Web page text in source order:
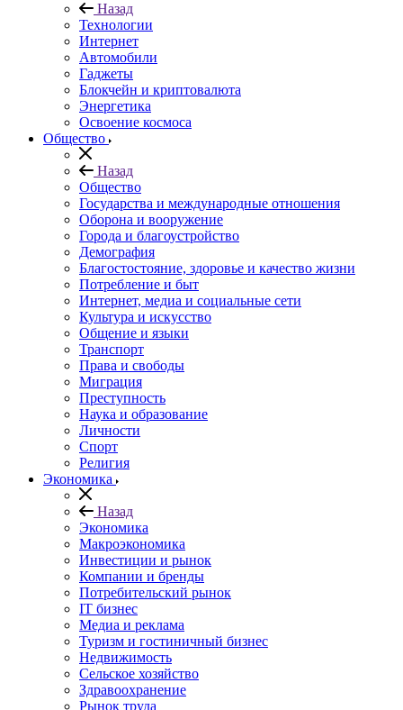
Назад
Технологии
Интернет
Автомобили
Гаджеты
Блокчейн и криптовалюта
Энергетика
Освоение космоса
Общество
Назад
Общество
Государства и международные отношения
Оборона и вооружение
Города и благоустройство
Демография
Благостостояние, здоровье и качество жизни
Потребление и быт
Интернет, медиа и социальные сети
Культура и искусство
Общение и языки
Транспорт
Права и свободы
Миграция
Преступность
Наука и образование
Личности
Спорт
Религия
Экономика
Назад
Экономика
Макроэкономика
Инвестиции и рынок
Компании и бренды
Потребительский рынок
IT бизнес
Медиа и реклама
Туризм и гостиничный бизнес
Недвижимость
Сельское хозяйство
Здравоохранение
Рынок труда